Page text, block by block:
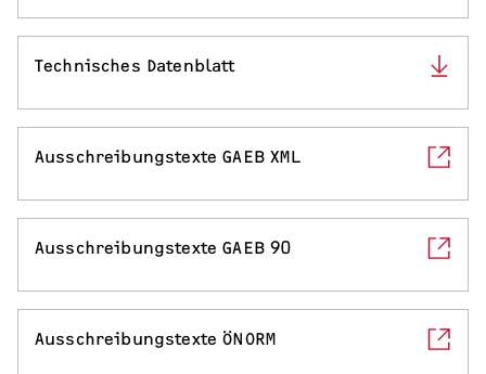
Technisches Datenblatt
Ausschreibungstexte GAEB XML
Ausschreibungstexte GAEB 90
Ausschreibungstexte ÖNORM